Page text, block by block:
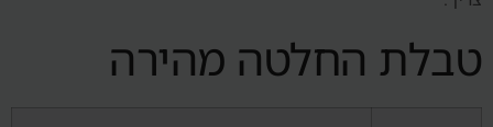
טבלת החלטה מהירה